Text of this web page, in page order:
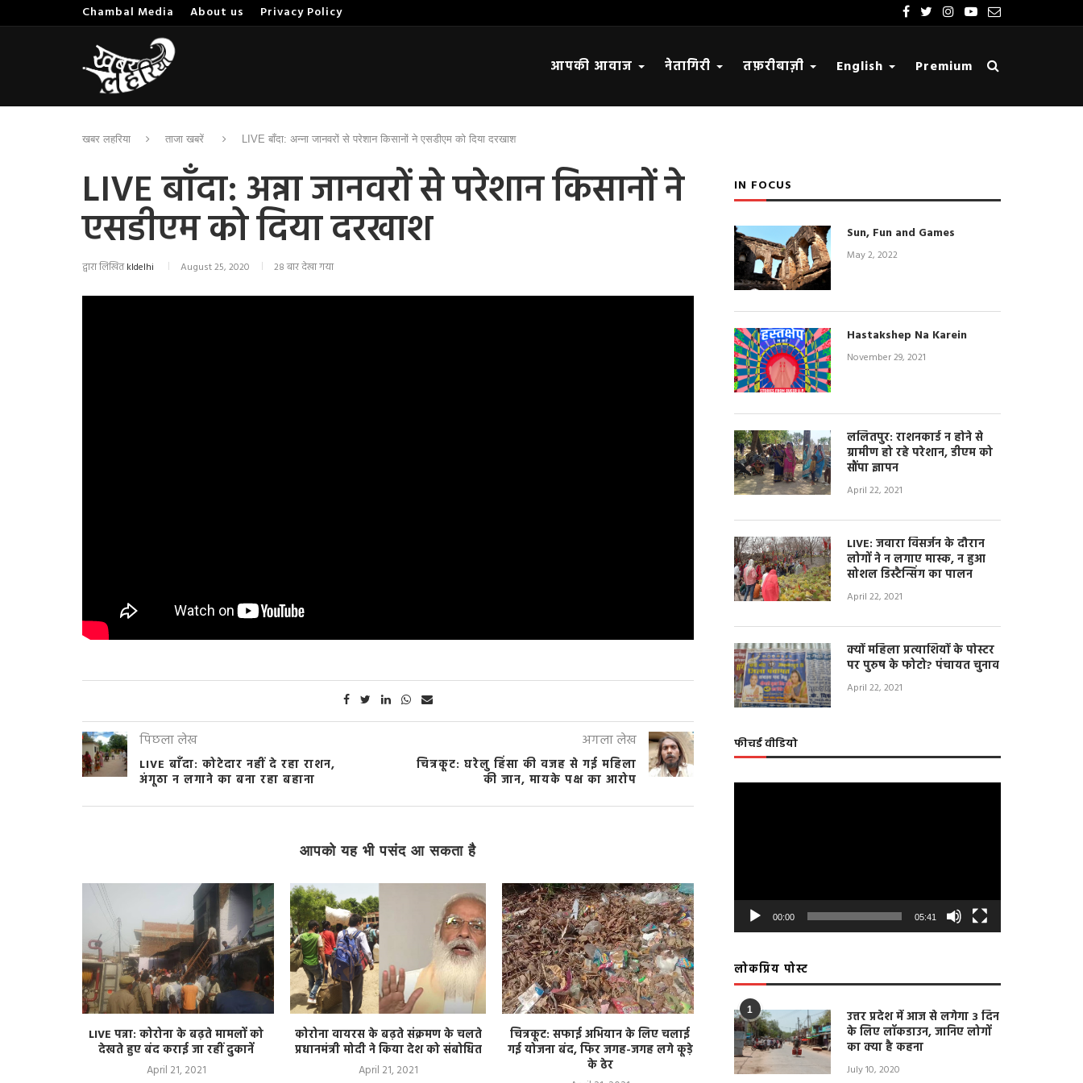
Chambal Media About us Privacy Policy
आपकी आवाज नेतागिरी तफ़रीबाज़ी English Premium
खबर लहरिया ताजा खबरें LIVE बाँदा: अन्ना जानवरों से परेशान किसानों ने एसडीएम को दिया दरखाश
LIVE बाँदा: अन्ना जानवरों से परेशान किसानों ने
एसडीएम को दिया दरखाश
द्वारा लिखितkldelhi August 25, 2020 28 बार देखा गया
पिछला लेख
LIVE बाँदा: कोटेदार नहीं दे रहा राशन,
अंगूठा न लगाने का बना रहा बहाना
अगला लेख
चित्रकूट: घरेलु हिंसा की वजह से गई महिला
की जान, मायके पक्ष का आरोप
आपको यह भी पसंद आ सकता है
LIVE पन्ना: कोरोना के बढ़ते मामलों को
देखते हुए बंद कराई जा रहीं दुकानें
April 21, 2021
कोरोना वायरस के बढ़ते संक्रमण के चलते
प्रधानमंत्री मोदी ने किया देश को संबोधित
April 21, 2021
चित्रकूट: सफाई अभियान के लिए चलाई
गई योजना बंद, फिर जगह-जगह लगे कूड़े
के ढेर
ललितपुर: राशनकार्ड न होने से ग्रामीण हो
रहे परेशान, डीएम को सौंपा ज्ञापन
April 22, 2021
LIVE: जवारा विसर्जन के दौरान
IN FOCUS
Sun, Fun and Games
May 2, 2022
Hastakshep Na Karein
November 29, 2021
ललितपुर: राशनकार्ड न होने से
ग्रामीण हो रहे परेशान, डीएम को
सौंपा ज्ञापन
April 22, 2021
LIVE: जवारा विसर्जन के दौरान
लोगों ने न लगाए मास्क, न हुआ
सोशल डिस्टैन्सिंग का पालन
April 22, 2021
क्यों महिला प्रत्याशियों के पोस्टर
पर पुरुष के फोटो? पंचायत चुनाव
April 22, 2021
फीचर्ड वीडियो
00:00 05:41
लोकप्रिय पोस्ट
1
उत्तर प्रदेश में आज से लगेगा 3 दिन
के लिए लॉकडाउन, जानिए लोगों
का क्या है कहना
July 10, 2020